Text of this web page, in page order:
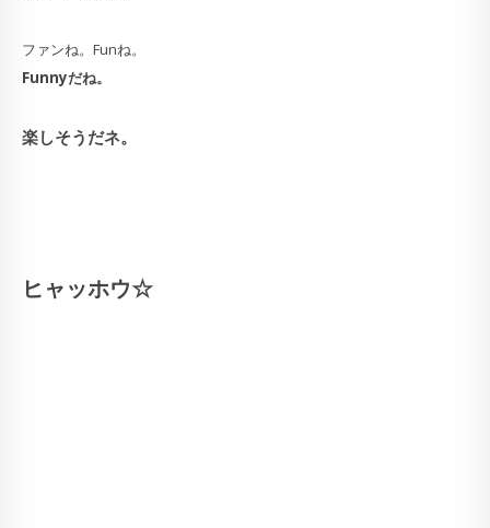
ファンね。Funね。
Funnyだね。
楽しそうだネ。
ヒャッホウ☆